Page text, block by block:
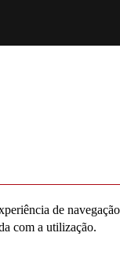
de
com a utilização.